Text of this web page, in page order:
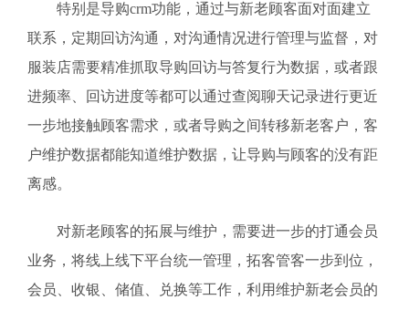
特别是导购crm功能，通过与新老顾客面对面建立
联系，定期回访沟通，对沟通情况进行管理与监督，对
服装店需要精准抓取导购回访与答复行为数据，或者跟
进频率、回访进度等都可以通过查阅聊天记录进行更近
一步地接触顾客需求，或者导购之间转移新老客户，客
户维护数据都能知道维护数据，让导购与顾客的没有距
离感。
对新老顾客的拓展与维护，需要进一步的打通会员
业务，将线上线下平台统一管理，拓客管客一步到位，
会员、收银、储值、兑换等工作，利用维护新老会员的